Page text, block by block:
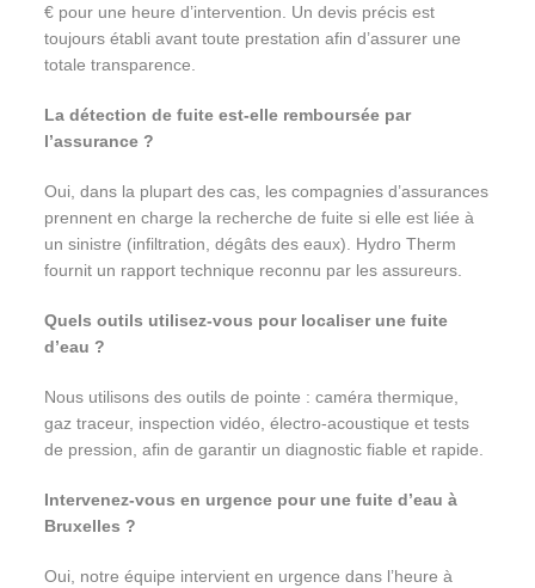
€ pour une heure d’intervention. Un devis précis est
toujours établi avant toute prestation afin d’assurer une
totale transparence.
La détection de fuite est-elle remboursée par
l’assurance ?
Oui, dans la plupart des cas, les compagnies d’assurances
prennent en charge la recherche de fuite si elle est liée à
un sinistre (infiltration, dégâts des eaux). Hydro Therm
fournit un rapport technique reconnu par les assureurs.
Quels outils utilisez-vous pour localiser une fuite
d’eau ?
Nous utilisons des outils de pointe : caméra thermique,
gaz traceur, inspection vidéo, électro-acoustique et tests
de pression, afin de garantir un diagnostic fiable et rapide.
Intervenez-vous en urgence pour une fuite d’eau à
Bruxelles ?
Oui, notre équipe intervient en urgence dans l’heure à